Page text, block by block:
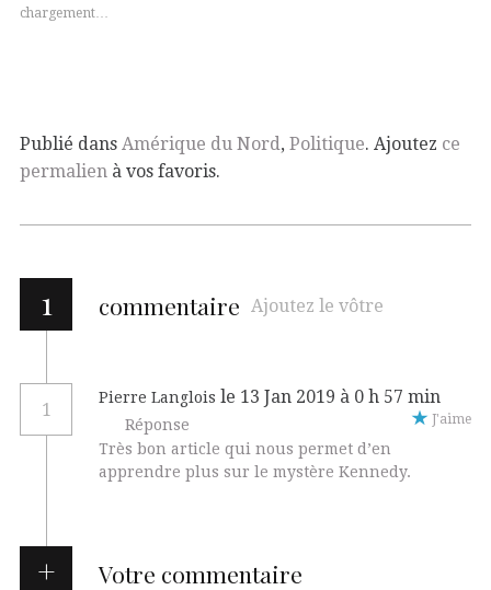
chargement…
Publié dans Amérique du Nord, Politique. Ajoutez ce
permalien à vos favoris.
1 commentaire Ajoutez le vôtre
1
Pierre Langlois le 13 Jan 2019 à 0 h 57 min
Réponse
Très bon article qui nous permet d’en
apprendre plus sur le mystère Kennedy.
J'aime
Votre commentaire